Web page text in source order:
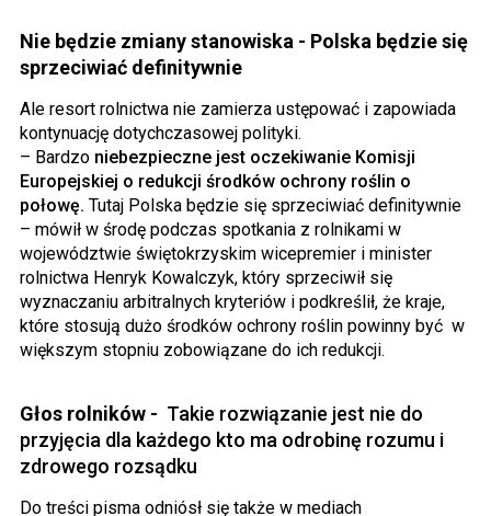
Nie będzie zmiany stanowiska - Polska będzie się
sprzeciwiać definitywnie
Ale resort rolnictwa nie zamierza ustępować i zapowiada
kontynuację dotychczasowej polityki.
– Bardzo niebezpieczne jest oczekiwanie Komisji
Europejskiej o redukcji środków ochrony roślin o
połowę. Tutaj Polska będzie się sprzeciwiać definitywnie
– mówił w środę podczas spotkania z rolnikami w
województwie świętokrzyskim wicepremier i minister
rolnictwa Henryk Kowalczyk, który sprzeciwił się
wyznaczaniu arbitralnych kryteriów i podkreślił, że kraje,
które stosują dużo środków ochrony roślin powinny być w
większym stopniu zobowiązane do ich redukcji.
Głos rolników - Takie rozwiązanie jest nie do
przyjęcia dla każdego kto ma odrobinę rozumu i
zdrowego rozsądku
Do treści pisma odniósł się także w mediach